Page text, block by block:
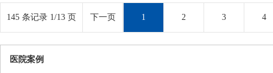
145 条记录 1/13 页 下一页 1 2 3 4
医院案例